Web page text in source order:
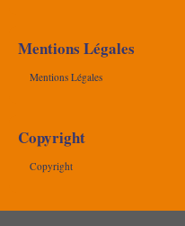
Mentions Légales
Mentions Légales
Copyright
Copyright